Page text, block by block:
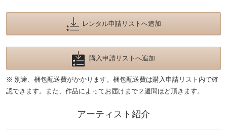
レンタル申請リストへ追加
購入申請リストへ追加
※ 別途、梱包配送費がかかります。梱包配送費は購入申請リスト内で確
認できます。また、作品によってお届けまで２週間ほど頂きます。
アーティスト紹介